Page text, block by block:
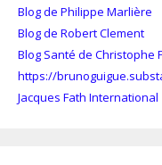
Blog de Philippe Marlière
Blog de Robert Clement
Blog Santé de Christophe
https://
Jacques Fath International